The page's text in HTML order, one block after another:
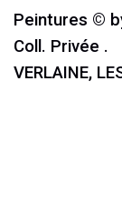
Peintures ©
Coll. Privée .
VERLAINE,